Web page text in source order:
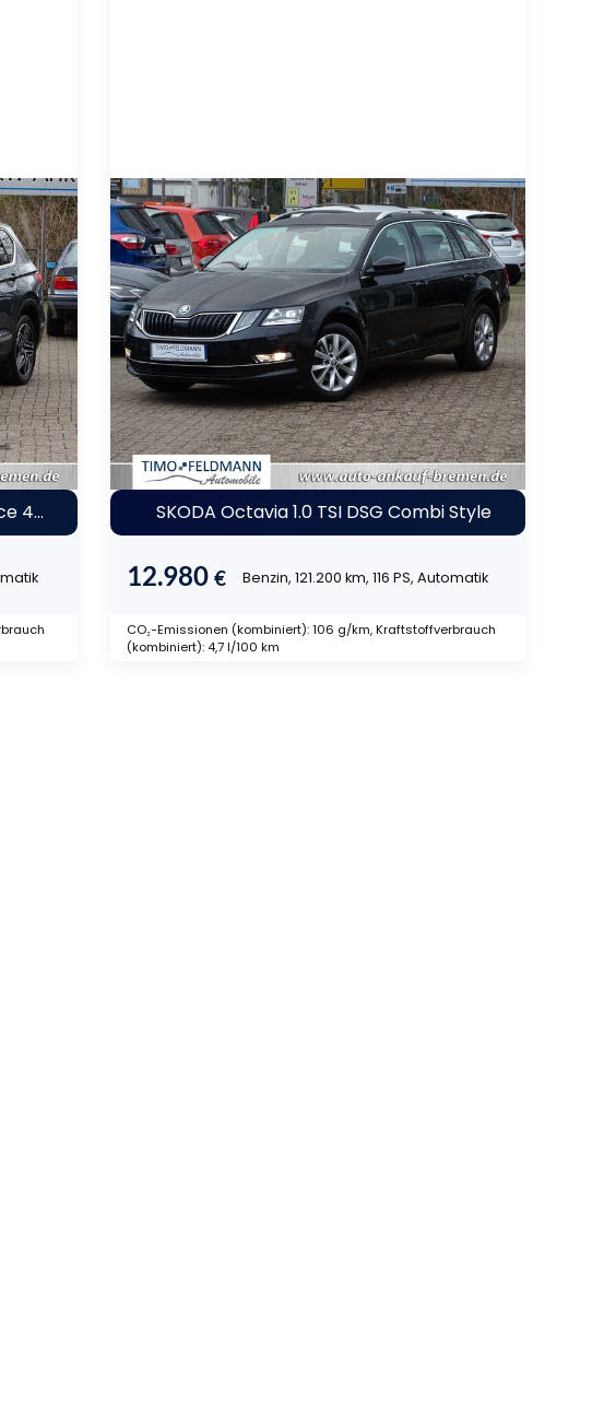
4Drive SKODA Octavia 1.0 TSI DSG Combi Style
12.980 € Benzin, 121.200 km, 116 PS, Automatik
CO₂-Emissionen (kombiniert): 106 g/km, Kraftstoffverbrauch
(kombiniert): 4,7 l/100 km